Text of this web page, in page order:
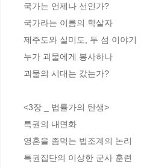
국가는 언제나 선인가?
국가라는 이름의 학살자
제주도와 실미도, 두 섬 이야기
누가 괴물에게 봉사하나
괴물의 시대는 갔는가?
<3장 _ 법률가의 탄생>
특권의 내면화
영혼을 좀먹는 법조계의 논리
특권집단의 이상한 군사 훈련